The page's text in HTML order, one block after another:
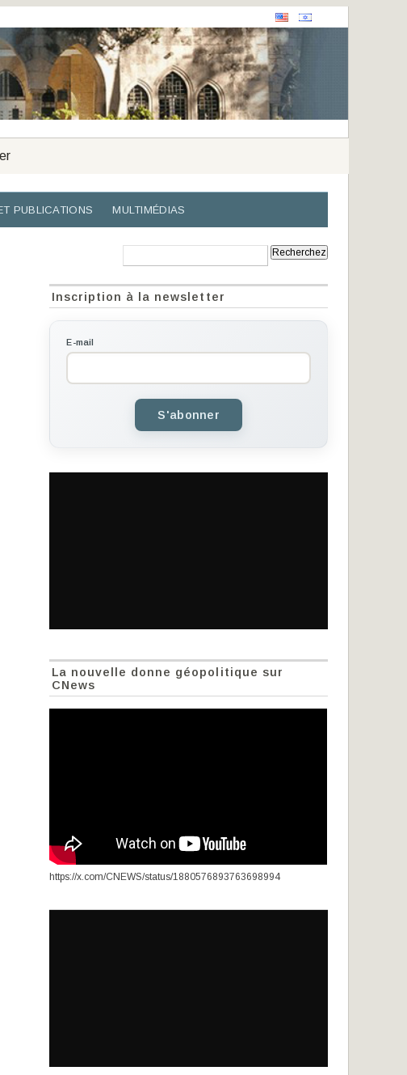
PUBLICATIONS MULTIMÉDIAS
Inscription à la newsletter
E-mail
S'abonner
La nouvelle donne géopolitique sur
CNews
https://x.com/CNEWS/status/1880576893763698994